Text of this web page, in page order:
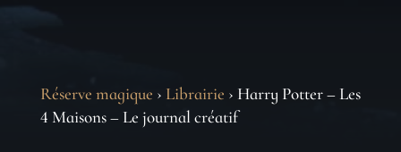
Réserve magique › Librairie › Harry Potter – Les
4 Maisons – Le journal créatif